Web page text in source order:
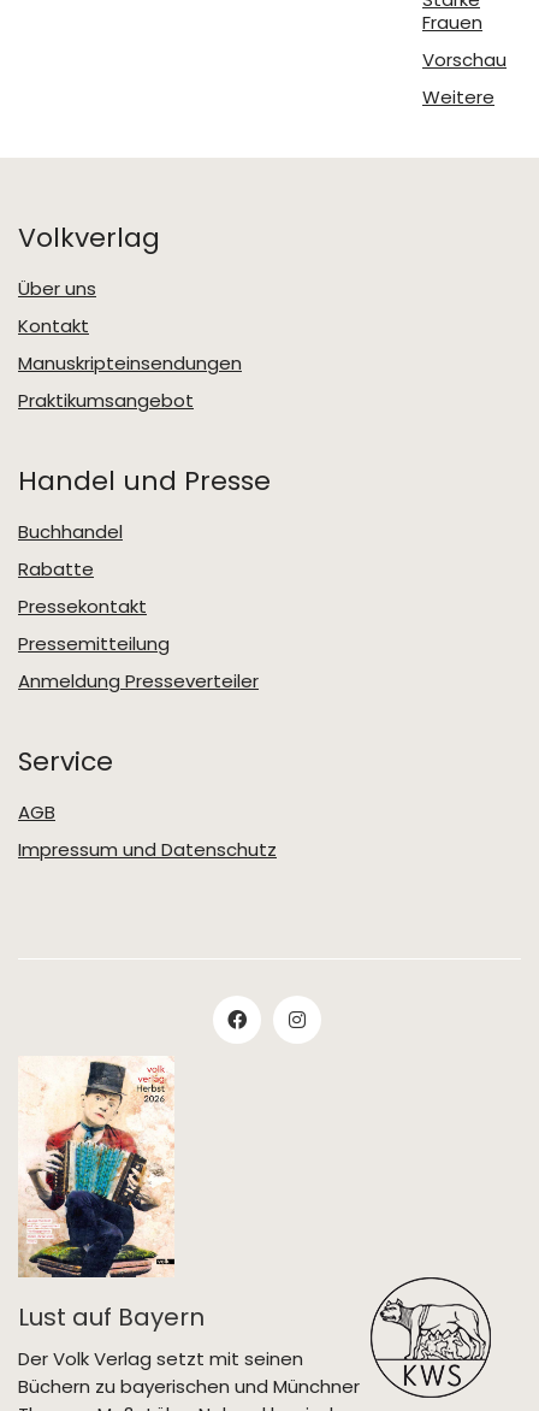
Frauen
Vorschau
Weitere
Volkverlag
Über uns
Kontakt
Manuskripteinsendungen
Praktikumsangebot
Handel und Presse
Buchhandel
Rabatte
Pressekontakt
Pressemitteilung
Anmeldung Presseverteiler
Service
AGB
Impressum und Datenschutz
Lust auf Bayern
Der Volk Verlag setzt mit seinen
Büchern zu bayerischen und Münchner